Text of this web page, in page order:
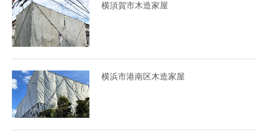
横須賀市木造家屋
横浜市港南区木造家屋